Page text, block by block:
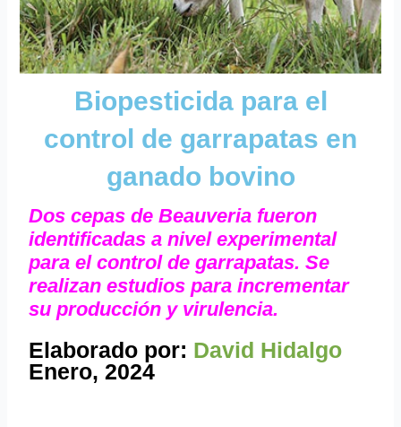
Biopesticida para el
control de garrapatas en
ganado bovino
Dos cepas de Beauveria fueron
identificadas a nivel experimental
para el control de garrapatas. Se
realizan estudios para incrementar
su producción y virulencia.
Elaborado por: David Hidalgo
Enero, 2024